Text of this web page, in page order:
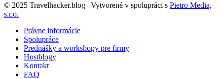
© 2025 Travelhacker.blog | Vytvorené v spolupráci s Pietro Media,
s.r.o.
Právne informácie
Spolupráce
Prednášky a workshopy pre firmy
Hostblogy
Kontakt
FAQ